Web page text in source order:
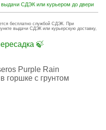
выдачи СДЭК или курьером до двери
бесплатно службой СДЭК. При
выдачи СДЭК или курьерскую доставку,
🍃
Purple Rain
горшке с грунтом